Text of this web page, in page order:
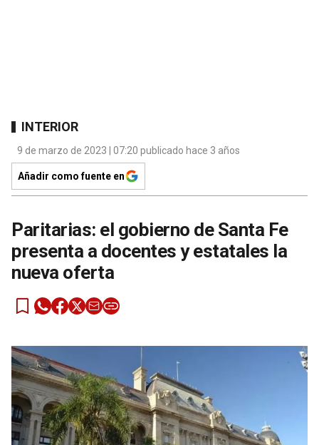
INTERIOR
9 de marzo de 2023 | 07:20 publicado hace 3 años
Añadir como fuente en
Paritarias: el gobierno de Santa Fe
presenta a docentes y estatales la
nueva oferta